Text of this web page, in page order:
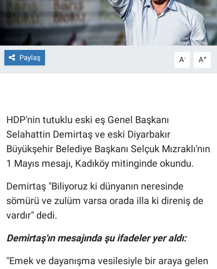
Paylaş A- A+
HDP'nin tutuklu eski eş Genel Başkanı
Selahattin Demirtaş ve eski Diyarbakır
Büyükşehir Belediye Başkanı Selçuk Mızraklı'nın
1 Mayıs mesajı, Kadıköy mitinginde okundu.
Demirtaş "Biliyoruz ki dünyanın neresinde
sömürü ve zulüm varsa orada illa ki direniş de
vardır" dedi.
Demirtaş'ın mesajında şu ifadeler yer aldı:
"Emek ve dayanışma vesilesiyle bir araya gelen
Forum
Gerçeğin İzinde
Gün Başlıyor
Gündem Özel
Günün görüntüsü
Haber
İlan
Koronavirüs